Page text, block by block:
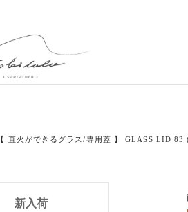
【 直火ができるグラス/専用蓋 】 GLASS LID 83
新入荷